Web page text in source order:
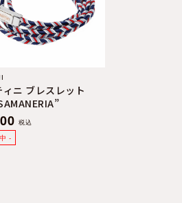
ィニ ブレスレット
税込